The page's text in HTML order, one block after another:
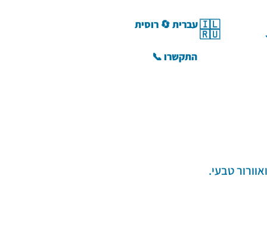
🇮🇱 עברית 🔄 רוסית
🇷🇺
התקשרו 📞
טבעי.